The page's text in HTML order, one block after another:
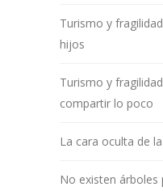
Turismo y
hijos
Turismo y
compartir lo poco
La cara oculta de
No existen árboles